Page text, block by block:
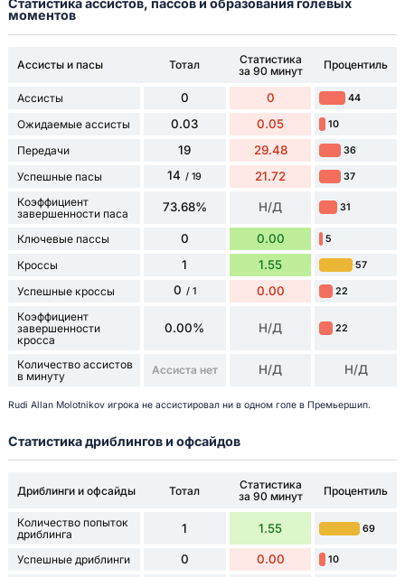
Статистика ассистов, пассов и образования голевых
моментов
Ассисты и пасы Тотал
Статистика
за 90 минут
Процентиль
Ассисты 0 0 44
Ожидаемые ассисты 0.03 0.05 10
Передачи 19 29.48 36
Успешные пасы 14 / 19 21.72 37
Коэффициент
завершенности паса
73.68% Н/Д 31
Ключевые пассы 0 0.00 5
Кроссы 1 1.55 57
Успешные кроссы 0 / 1 0.00 22
Коэффициент
завершенности
кросса
0.00% Н/Д 22
Количество ассистов
в минуту
Ассиста нет Н/Д Н/Д
Rudi Allan Molotnikov игрока не ассистировал ни в одном голе в Премьершип.
Статистика дриблингов и офсайдов
Дриблинги и офсайды Тотал
Статистика
за 90 минут
Процентиль
Количество попыток
дриблинга
1 1.55 69
Успешные дриблинги 0 0.00 10